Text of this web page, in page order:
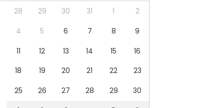
28 29 30 31 1
2
4 5 6 7 8
9
11 12 13 14 15
16
18 19 20 21 22
23
25 26 27 28 29
30